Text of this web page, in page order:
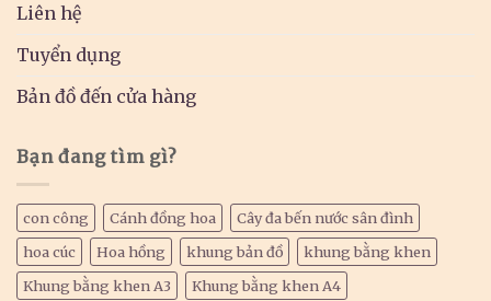
Liên hệ
Tuyển dụng
Bản đồ đến cửa hàng
Bạn đang tìm gì?
con công Cánh đồng hoa
Cây đa bến nước sân đình
hoa cúc
Hoa hồng khung bản đồ
khung bằng khen
Khung bằng khen A3
Khung bằng khen A4